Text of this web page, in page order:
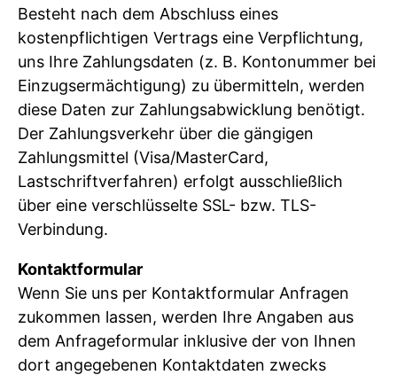
Besteht nach dem Abschluss eines
kostenpflichtigen Vertrags eine Verpflichtung,
uns Ihre Zahlungsdaten (z. B. Kontonummer bei
Einzugsermächtigung) zu übermitteln, werden
diese Daten zur Zahlungsabwicklung benötigt.
Der Zahlungsverkehr über die gängigen
Zahlungsmittel (Visa/MasterCard,
Lastschriftverfahren) erfolgt ausschließlich
über eine verschlüsselte SSL- bzw. TLS-
Verbindung.
Kontaktformular
Wenn Sie uns per Kontaktformular Anfragen
zukommen lassen, werden Ihre Angaben aus
dem Anfrageformular inklusive der von Ihnen
dort angegebenen Kontaktdaten zwecks